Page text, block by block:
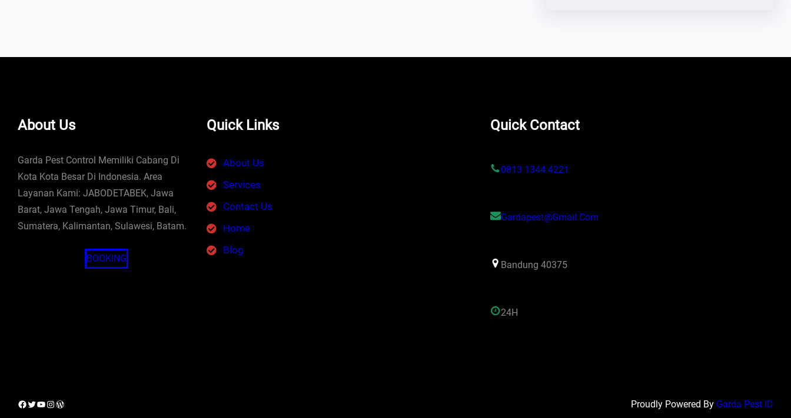
About Us
Garda Pest Control Memiliki Cabang Di
Kota Kota Besar Di Indonesia. Area
Layanan Kami: JABODETABEK, Jawa
Barat, Jawa Tengah, Jawa Timur, Bali,
Sumatera, Kalimantan, Sulawesi, Batam.
BOOKING
Quick Links
About Us
Services
Contact Us
Home
Blog
Quick Contact
0813 1344 4221
Gardapest@gmail.com
Bandung 40375
24H
Facebook
Twitter
YouTube
Instagram
WordPress Proudly Powered By Garda Pest ID